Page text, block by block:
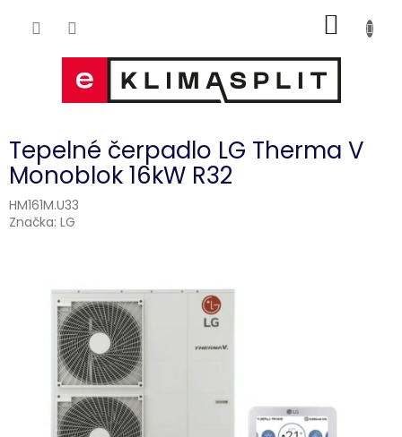
KOŠÍK
Tepelné čerpadlo LG Therma V
Monoblok 16kW R32
HM161M.U33
Značka: LG